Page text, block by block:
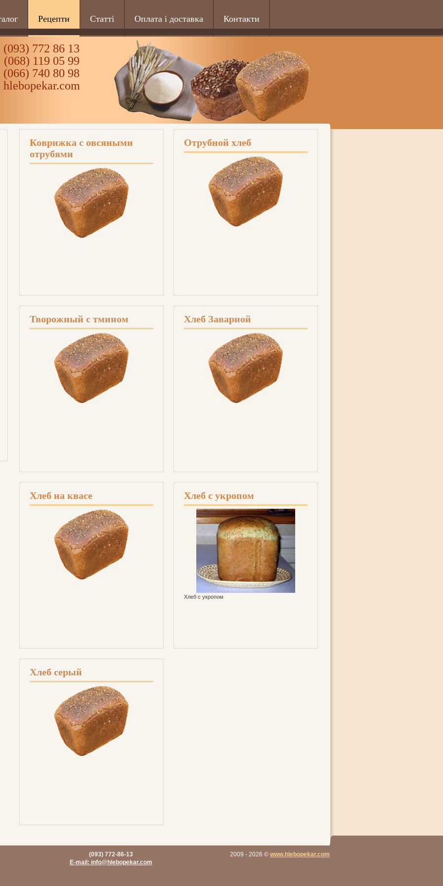
Рецепти Статті Оплата і доставка Контакти
(093) 772 86 13
(068) 119 05 99
(066) 740 80 98
hlebopekar.com
Коврижка с овсяными
отрубями
Отрубной хлеб
Творожный с тмином Хлеб Заварной
Хлеб на квасе Хлеб с укропом
Хлеб с укропом
Хлеб серый
2009 - 2026 © www.hlebopekar.com
(093) 772-86-13
E-mail: info@hlebopekar.com